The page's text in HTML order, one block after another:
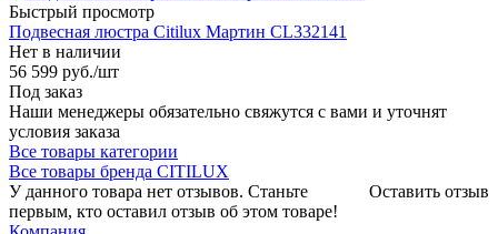
Быстрый просмотр
Подвесная люстра Citilux Мартин CL332141
Нет в наличии
56 599 руб./шт
Под заказ
Наши менеджеры обязательно свяжутся с вами и уточнят
условия заказа
Все товары категории
Все товары бренда CITILUX
Оставить отзыв
У данного товара нет отзывов. Станьте
первым, кто оставил отзыв об этом товаре!